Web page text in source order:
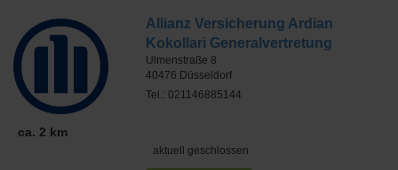
ca. 2 km
Allianz Versicherung Ardian
Kokollari Generalvertretung
Ulmenstraße 8
40476 Düsseldorf
Tel.: 021146885144
aktuell geschlossen